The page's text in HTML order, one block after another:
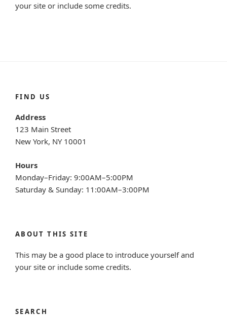
your site or include some credits.
FIND US
Address
123 Main Street
New York, NY 10001
Hours
Monday–Friday: 9:00AM–5:00PM
Saturday & Sunday: 11:00AM–3:00PM
ABOUT THIS SITE
This may be a good place to introduce yourself and
your site or include some credits.
SEARCH